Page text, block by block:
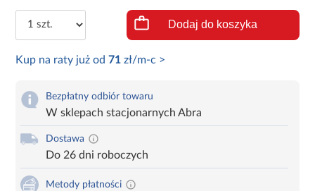
Dodaj do koszyka
Kup na raty już od71 zł/m-c >
Bezpłatny odbiór towaru
W sklepach stacjonarnych Abra
Dostawa
Do 26 dni roboczych
Metody płatności